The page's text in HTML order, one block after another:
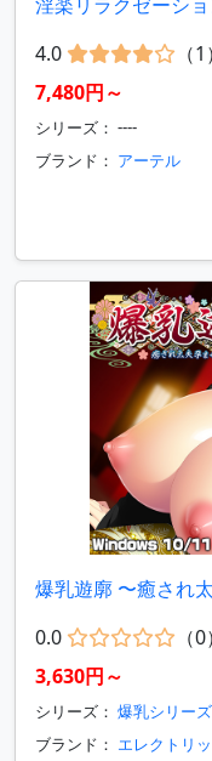
4.0
（1）
7,480円～
シリーズ： ----
ブランド： アーテル
爆乳遊廓 〜癒され
0.0
（0）
3,630円～
シリーズ： 爆乳シリーズ
ブランド： エレクトリ